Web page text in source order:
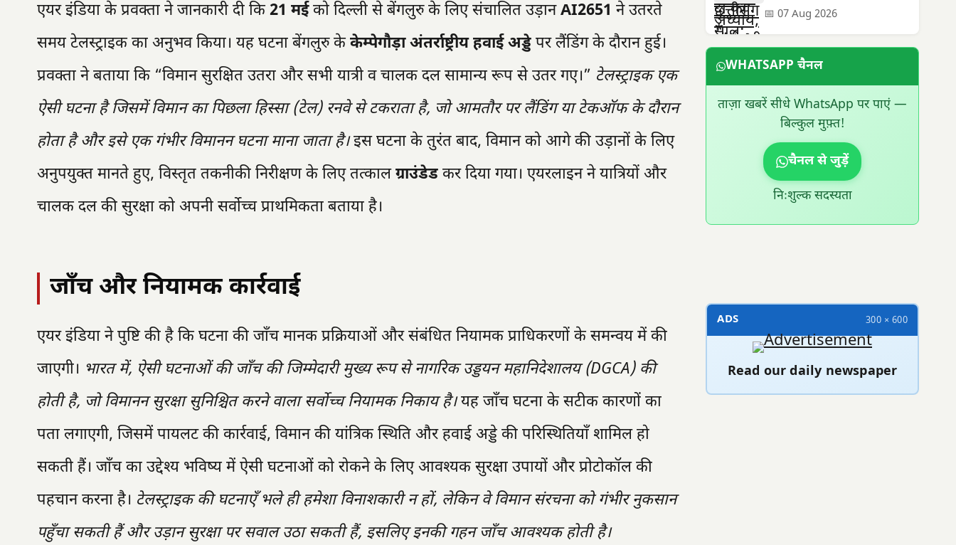
एयर इंडिया के प्रवक्ता ने जानकारी दी कि 21 मईको दिल्ली से बेंगलुरु के लिए संचालित उड़ानAI2651 ने उतरते
समय टेलस्ट्राइक का अनुभव किया। यह घटना बेंगलुरु के केम्पेगौड़ा अंतर्राष्ट्रीय हवाई अड्डे पर लैंडिंग के दौरान हुई।
प्रवक्ता ने बताया कि “विमान सुरक्षित उतरा और सभी यात्री व चालक दल सामान्य रूप से उतर गए।” टेलस्ट्राइक एक
ऐसी घटना है जिसमें विमान का पिछला हिस्सा (टेल) रनवे से टकराता है, जो आमतौर पर लैंडिंग या टेकऑफ के दौरान
होता है और इसे एक गंभीर विमानन घटना माना जाता है।इस घटना के तुरंत बाद, विमान को आगे की उड़ानों के लिए
अनुपयुक्त मानते हुए, विस्तृत तकनीकी निरीक्षण के लिए तत्कालग्राउंडेड कर दिया गया। एयरलाइन ने यात्रियों और
चालक दल की सुरक्षा को अपनी सर्वोच्च प्राथमिकता बताया है।
जाँच और नियामक कार्रवाई
एयर इंडिया ने पुष्टि की है कि घटना की जाँच मानक प्रक्रियाओं और संबंधित नियामक प्राधिकरणों के समन्वय में की
जाएगी। भारत में, ऐसी घटनाओं की जाँच की जिम्मेदारी मुख्य रूप से नागरिक उड्डयन महानिदेशालय (DGCA) की
होती है, जो विमानन सुरक्षा सुनिश्चित करने वाला सर्वोच्च नियामक निकाय है।यह जाँच घटना के सटीक कारणों का
पता लगाएगी, जिसमें पायलट की कार्रवाई, विमान की यांत्रिक स्थिति और हवाई अड्डे की परिस्थितियाँ शामिल हो
सकती हैं। जाँच का उद्देश्य भविष्य में ऐसी घटनाओं को रोकने के लिए आवश्यक सुरक्षा उपायों और प्रोटोकॉल की
पहचान करना है। टेलस्ट्राइक की घटनाएँ भले ही हमेशा विनाशकारी न हों, लेकिन वे विमान संरचना को गंभीर नुकसान
पहुँचा सकती हैं और उड़ान सुरक्षा पर सवाल उठा सकती हैं, इसलिए इनकी गहन जाँच आवश्यक होती है।
थमेगा जोर
📅 07 Aug 2026
WHATSAPP चैनल
ताज़ा खबरें सीधे WhatsApp पर पाएं —
बिल्कुल मुफ़्त!
चैनल से जुड़ें
निःशुल्क सदस्यता
ADS 300 × 600
Read our daily newspaper